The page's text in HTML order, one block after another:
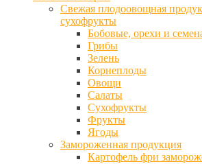
Свежая плодоовощная
сухофрукты
Бобовые, орехи и
Грибы
Зелень
Корнеплоды
Овощи
Салаты
Сухофрукты
Фрукты
Ягоды
Замороженная продукция
Картофель фри